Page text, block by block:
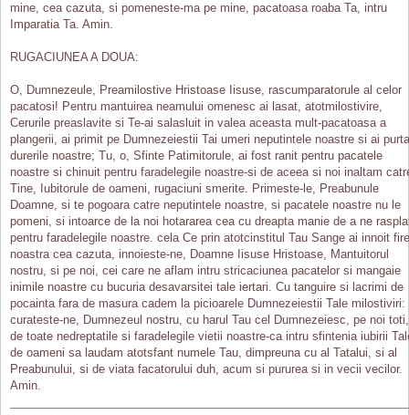
mine, cea cazuta, si pomeneste-ma pe mine, pacatoasa roaba Ta, intru
Imparatia Ta. Amin.
RUGACIUNEA A DOUA:
O, Dumnezeule, Preamilostive Hristoase Iisuse, rascumparatorule al celor
pacatosi! Pentru mantuirea neamului omenesc ai lasat, atotmilostivire,
Cerurile preaslavite si Te-ai salasluit in valea aceasta mult-pacatoasa a
plangerii, ai primit pe Dumnezeiestii Tai umeri neputintele noastre si ai
durerile noastre; Tu, o, Sfinte Patimitorule, ai fost ranit pentru pacatele
noastre si chinuit pentru faradelegile noastre-si de aceea si noi inaltam
Tine, Iubitorule de oameni, rugaciuni smerite. Primeste-le, Preabunule
Doamne, si te pogoara catre neputintele noastre, si pacatele noastre nu le
pomeni, si intoarce de la noi hotararea cea cu dreapta manie de a ne
pentru faradelegile noastre. cela Ce prin atotcinstitul Tau Sange ai innoit
noastra cea cazuta, innoieste-ne, Doamne Iisuse Hristoase, Mantuitorul
nostru, si pe noi, cei care ne aflam intru stricaciunea pacatelor si mangaie
inimile noastre cu bucuria desavarsitei tale iertari. Cu tanguire si lacrimi de
pocainta fara de masura cadem la picioarele Dumnezeiestii Tale milostiviri:
curateste-ne, Dumnezeul nostru, cu harul Tau cel Dumnezeiesc, pe noi toti,
de toate nedreptatile si faradelegile vietii noastre-ca intru sfintenia iubirii
de oameni sa laudam atotsfant numele Tau, dimpreuna cu al Tatalui, si al
Preabunului, si de viata facatorului duh, acum si pururea si in vecii vecilor.
Amin.